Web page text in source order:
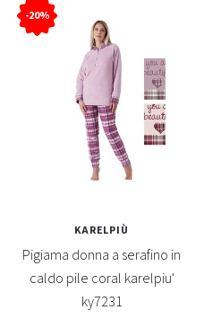
-20%
KARELPIÙ
Pigiama donna a serafino in
caldo pile coral karelpiu'
ky7231